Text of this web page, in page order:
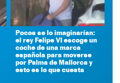
Pocos se lo imaginarían:
el rey Felipe VI escoge un
coche de una marca
española para moverse
por Palma de Mallorca y
esto es lo que cuesta